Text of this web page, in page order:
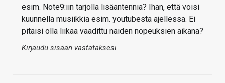
esim. Note9:iin tarjolla lisäantennia? Ihan, että voisi
kuunnella musiikkia esim. youtubesta ajellessa. Ei
pitäisi olla liikaa vaadittu näiden nopeuksien aikana?
Kirjaudu sisään vastataksesi